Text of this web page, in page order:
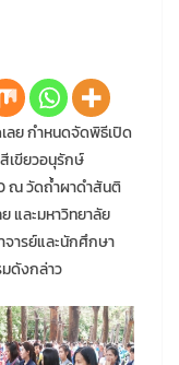
ลย กำหนดจัดพิธีเปิด
เขียวอนุรักษ์
ณ วัดถ้ำผาดำสันติ
และมหาวิทยาลัย
ารย์และนักศึกษา
มดังกล่าว